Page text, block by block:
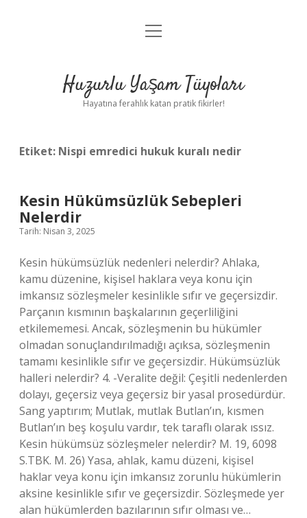
Anasayfa
Yasal Uyarı
menüyü
Huzurlu Yaşam Tüyoları
Hayatına ferahlık katan pratik fikirler!
Etiket: Nispi emredici hukuk kuralı nedir
Kesin Hükümsüzlük Sebepleri
Nelerdir
Tarih: Nisan 3, 2025
Kesin hükümsüzlük nedenleri nelerdir? Ahlaka,
kamu düzenine, kişisel haklara veya konu için
imkansız sözleşmeler kesinlikle sıfır ve geçersizdir.
Parçanın kısmının başkalarının geçerliliğini
etkilememesi. Ancak, sözleşmenin bu hükümler
olmadan sonuçlandırılmadığı açıksa, sözleşmenin
tamamı kesinlikle sıfır ve geçersizdir. Hükümsüzlük
halleri nelerdir? 4. -Veralite değil: Çeşitli nedenlerden
dolayı, geçersiz veya geçersiz bir yasal prosedürdür.
Sang yaptırım; Mutlak, mutlak Butlan’ın, kısmen
Butlan’ın beş koşulu vardır, tek taraflı olarak ıssız.
Kesin hükümsüz sözleşmeler nelerdir? M. 19, 6098
S.TBK. M. 26) Yasa, ahlak, kamu düzeni, kişisel
haklar veya konu için imkansız zorunlu hükümlerin
aksine kesinlikle sıfır ve geçersizdir. Sözleşmede yer
alan hükümlerden bazılarının sıfır olması ve…